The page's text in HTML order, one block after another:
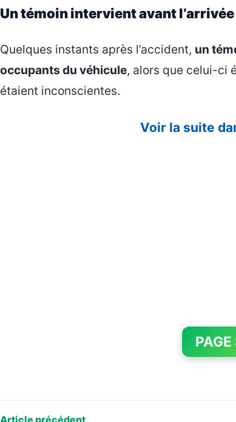
Un témoin intervient avant
Quelques instants après l’accident, un
occupants du véhicule, alors que celui-ci
étaient inconscientes.
Voir la suite